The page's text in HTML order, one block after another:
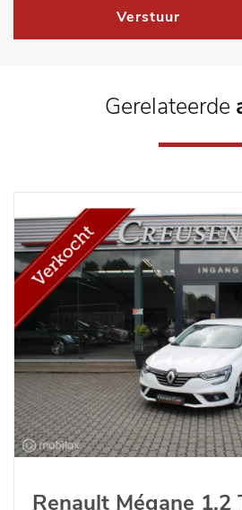
Verstuur
Gerelateerde
Renault Mégane 1.2